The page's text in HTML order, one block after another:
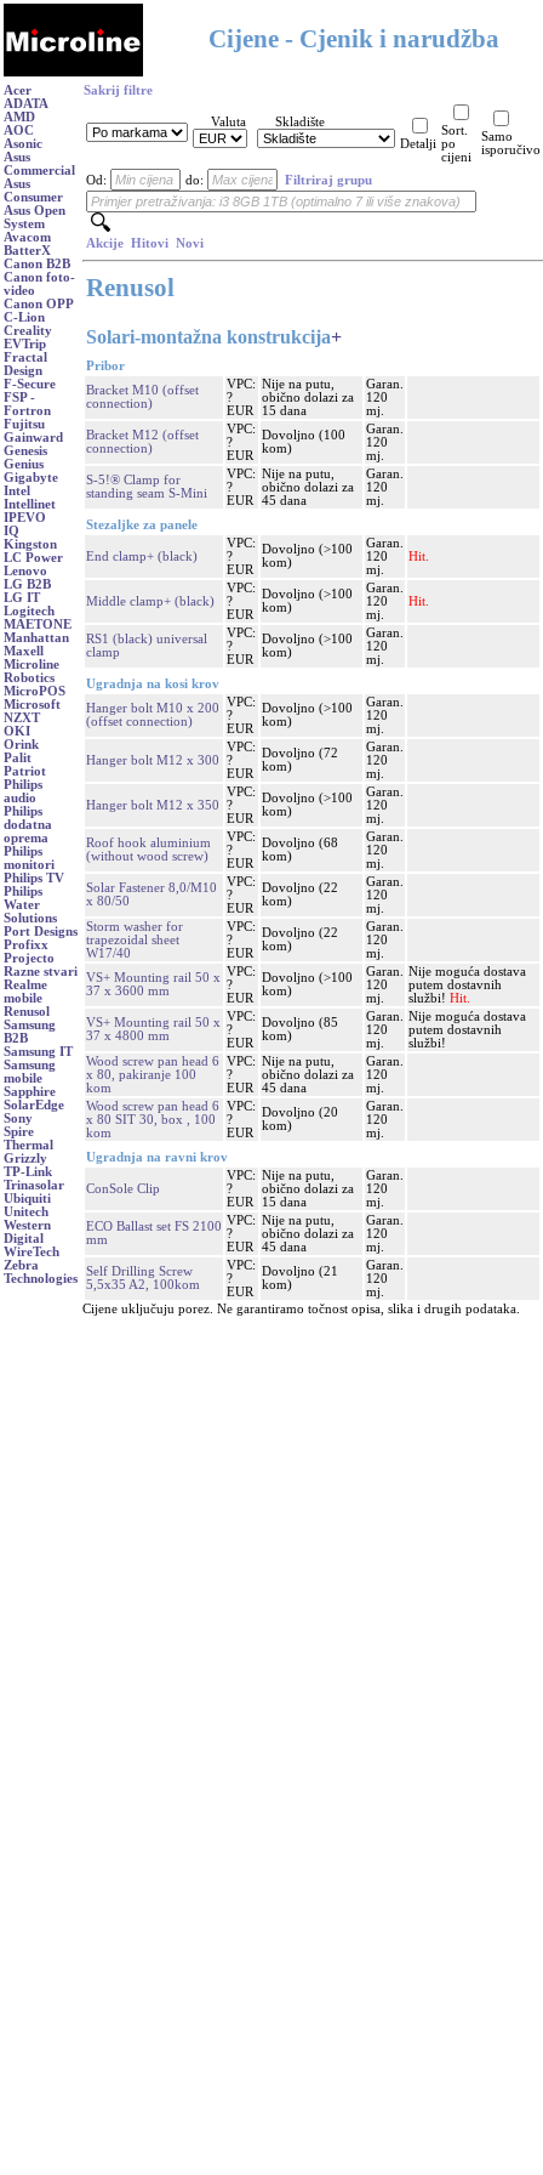
Cijene - Cjenik i narudžba
Acer
ADATA
AMD
AOC
Asonic
Asus
Commercial
Asus
Consumer
Asus Open
System
Avacom
BatterX
Canon B2B
Canon foto-
video
Canon OPP
C-Lion
Creality
EVTrip
Fractal
Design
F-Secure
FSP -
Fortron
Fujitsu
Gainward
Genesis
Genius
Gigabyte
Intel
Intellinet
IPEVO
IQ
Kingston
LC Power
Lenovo
LG B2B
LG IT
Logitech
MAETONE
Manhattan
Maxell
Microline
Robotics
MicroPOS
Microsoft
NZXT
OKI
Orink
Palit
Patriot
Philips
audio
Philips
dodatna
oprema
Philips
monitori
Philips TV
Philips
Water
Solutions
Port Designs
Profixx
Projecto
Razne stvari
Realme
mobile
Renusol
Samsung
B2B
Samsung IT
Samsung
mobile
Sapphire
SolarEdge
Sony
Spire
Thermal
Grizzly
TP-Link
Trinasolar
Ubiquiti
Unitech
Western
Digital
WireTech
Zebra
Technologies
Sakrij filtre
Valuta
Skladište
Detalji
Sort.
po
cijeni
Samo
isporučivo
Od: do: Filtriraj grupu
Akcije Hitovi Novi
Renusol
Solari-montažna konstrukcija+
Pribor
Bracket M10 (offset
connection)
VPC:
?
EUR
Nije na putu,
obično dolazi za
15 dana
Garan.
120
mj.
Bracket M12 (offset
connection)
VPC:
?
EUR
Dovoljno (100
kom)
Garan.
120
mj.
S-5!® Clamp for
standing seam S-Mini
VPC:
?
EUR
Nije na putu,
obično dolazi za
45 dana
Garan.
120
mj.
Stezaljke za panele
End clamp+ (black)
VPC:
?
EUR
Dovoljno (>100
kom)
Garan.
120
mj.
Hit.
Middle clamp+ (black)
VPC:
?
EUR
Dovoljno (>100
kom)
Garan.
120
mj.
Hit.
RS1 (black) universal
clamp
VPC:
?
EUR
Dovoljno (>100
kom)
Garan.
120
mj.
Ugradnja na kosi krov
Hanger bolt M10 x 200
(offset connection)
VPC:
?
EUR
Dovoljno (>100
kom)
Garan.
120
mj.
Hanger bolt M12 x 300
VPC:
?
EUR
Dovoljno (72
kom)
Garan.
120
mj.
Hanger bolt M12 x 350
VPC:
?
EUR
Dovoljno (>100
kom)
Garan.
120
mj.
Roof hook aluminium
(without wood screw)
VPC:
?
EUR
Dovoljno (68
kom)
Garan.
120
mj.
Solar Fastener 8,0/M10
x 80/50
VPC:
?
EUR
Dovoljno (22
kom)
Garan.
120
mj.
Storm washer for
trapezoidal sheet
W17/40
VPC:
?
EUR
Dovoljno (22
kom)
Garan.
120
mj.
VS+ Mounting rail 50 x
37 x 3600 mm
VPC:
?
EUR
Dovoljno (>100
kom)
Garan.
120
mj.
Nije moguća dostava
putem dostavnih
službi! Hit.
VS+ Mounting rail 50 x
37 x 4800 mm
VPC:
?
EUR
Dovoljno (85
kom)
Garan.
120
mj.
Nije moguća dostava
putem dostavnih
službi!
Wood screw pan head 6
x 80, pakiranje 100
kom
VPC:
?
EUR
Nije na putu,
obično dolazi za
45 dana
Garan.
120
mj.
Wood screw pan head 6
x 80 SIT 30, box , 100
kom
VPC:
?
EUR
Dovoljno (20
kom)
Garan.
120
mj.
Ugradnja na ravni krov
ConSole Clip
VPC:
?
EUR
Nije na putu,
obično dolazi za
15 dana
Garan.
120
mj.
ECO Ballast set FS 2100
mm
VPC:
?
EUR
Nije na putu,
obično dolazi za
45 dana
Garan.
120
mj.
Self Drilling Screw
5,5x35 A2, 100kom
VPC:
?
EUR
Dovoljno (21
kom)
Garan.
120
mj.
Cijene uključuju porez. Ne garantiramo točnost opisa, slika i drugih podataka.